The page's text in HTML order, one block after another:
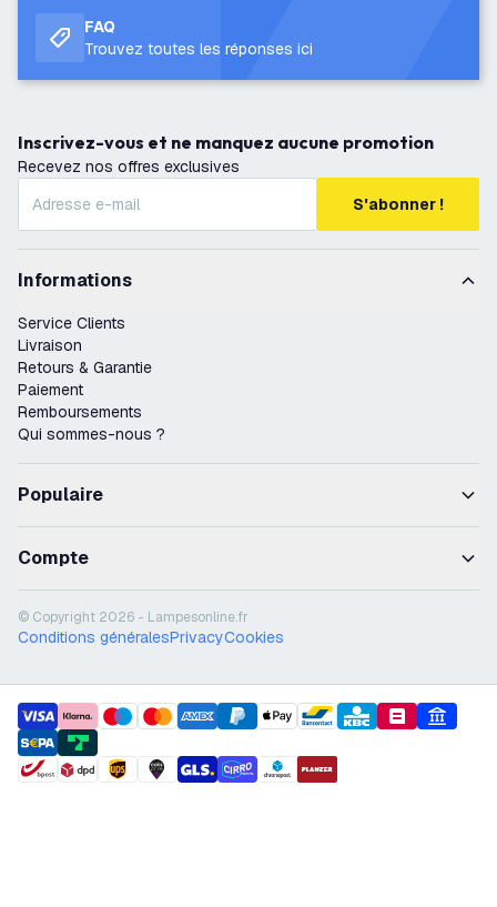
FAQ
Trouvez toutes les réponses ici
Inscrivez-vous et ne manquez aucune promotion
Recevez nos offres exclusives
S'abonner !
Informations
Service Clients
Livraison
Retours & Garantie
Paiement
Remboursements
Qui sommes-nous ?
Populaire
Compte
© Copyright 2026 - Lampesonline.fr
Conditions généralesPrivacyCookies
payment methods
shipment methods